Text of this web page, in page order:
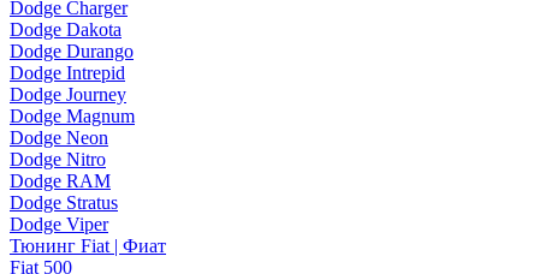
Dodge Charger
Dodge Dakota
Dodge Durango
Dodge Intrepid
Dodge Journey
Dodge Magnum
Dodge Neon
Dodge Nitro
Dodge RAM
Dodge Stratus
Dodge Viper
Тюнинг Fiat | Фиат
Fiat 500